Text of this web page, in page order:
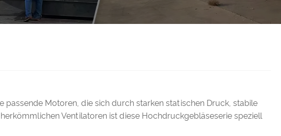
Motoren, die sich durch starken statischen Druck, stabile
Ventilatoren ist diese Hochdruckgebläseserie speziell